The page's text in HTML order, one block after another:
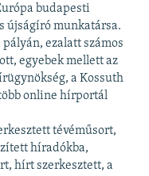
budapesti
újságíró munkatársa.
ezalatt számos
egyebek mellett az
a Kossuth
online hírportál
tévéműsort,
híradókba,
hírt szerkesztett, a